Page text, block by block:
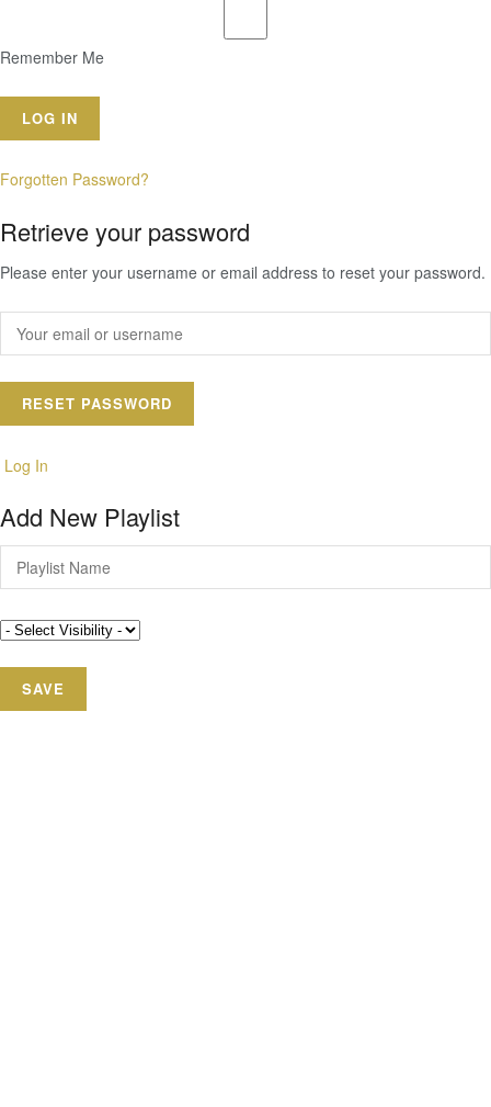
Remember Me
Forgotten Password?
Retrieve your password
Please enter your username or email address to reset your password.
Log In
Add New Playlist